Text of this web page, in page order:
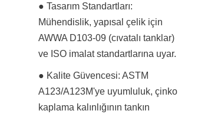
● Tasarım Standartları:
Mühendislik, yapısal çelik için
AWWA D103-09 (cıvatalı tanklar)
ve ISO imalat standartlarına uyar.
● Kalite Güvencesi: ASTM
A123/A123M'ye uyumluluk, çinko
kaplama kalınlığının tankın